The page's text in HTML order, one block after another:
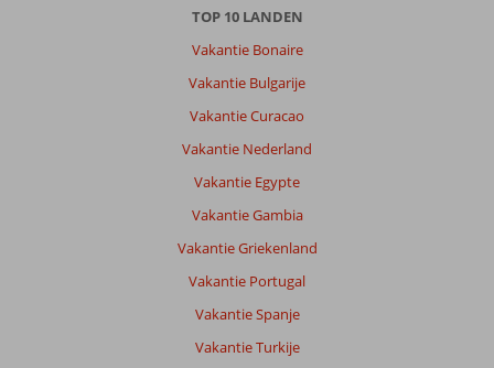
TOP 10 LANDEN
Vakantie Bonaire
Vakantie Bulgarije
Vakantie Curacao
Vakantie Nederland
Vakantie Egypte
Vakantie Gambia
Vakantie Griekenland
Vakantie Portugal
Vakantie Spanje
Vakantie Turkije